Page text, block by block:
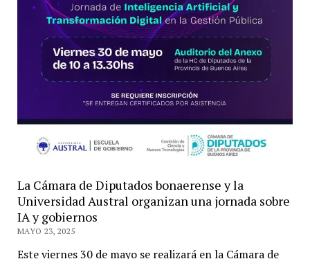
La Cámara de Diputados bonaerense y la
Universidad Austral organizan una jornada sobre
IA y gobiernos
MAYO 23, 2025
Este viernes 30 de mayo se realizará en la Cámara de